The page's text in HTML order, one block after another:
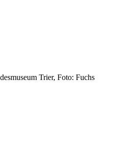
Trier, Foto: Fuchs